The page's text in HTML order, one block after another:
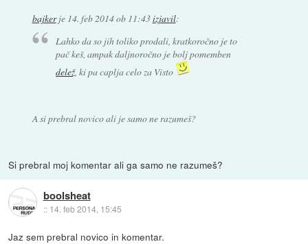
bajkerje 14. feb 2014 ob 11:43izjavil:
Lahko da so jih toliko prodali, kratkoročno je to
pač keš, ampak daljnoročno je bolj pomemben
delež, ki pa caplja celo za Visto
A si prebral novico ali je samo ne razumeš?
Si prebral moj komentar ali ga samo ne razumeš?
boolsheat
:: 14. feb 2014, 15:45
Jaz sem prebral novico in komentar.